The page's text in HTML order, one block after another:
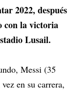
2022, después
con la victoria
Lusail.
Messi (35
en su carrera,